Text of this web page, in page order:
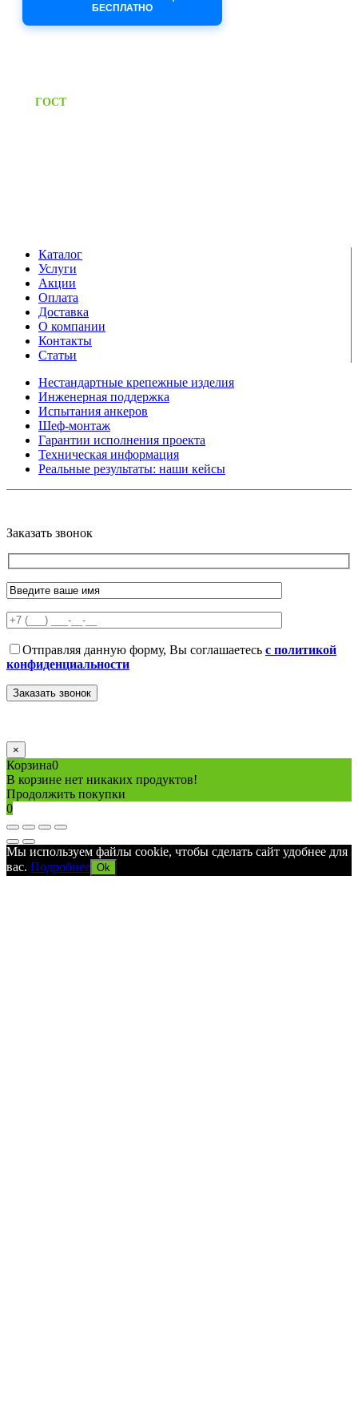
БЕСПЛАТНО
ГОСТПредоставляем паспорт
Каталог
Услуги
Акции
Оплата
Доставка
О компании
Контакты
Статьи
Нестандартные крепежные изделия
Инженерная поддержка
Испытания анкеров
Шеф-монтаж
Гарантии исполнения проекта
Техническая информация
Реальные результаты: наши кейсы
Заказать звонок
Отправляя данную форму, Вы соглашаетесь с политикой
конфиденциальности
×
Корзина0
В корзине нет никаких продуктов!
Продолжить покупки
0
Мы используем файлы cookie, чтобы сделать сайт удобнее для
вас. Подробнее Ok